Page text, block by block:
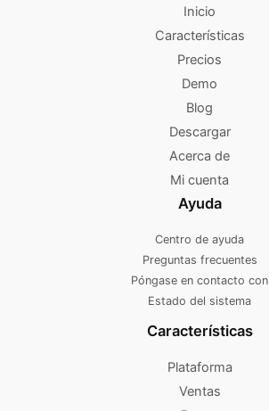
Inicio
Características
Precios
Demo
Blog
Descargar
Acerca de
Mi cuenta
Ayuda
Centro de ayuda
Preguntas frecuentes
Póngase en contacto con
Estado del sistema
Características
Plataforma
Ventas